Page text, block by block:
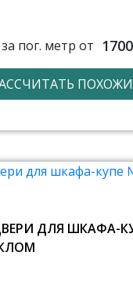
пог. метр от
ДЛЯ ШКАФА-